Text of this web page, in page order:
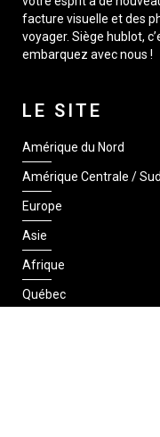
facture visuelle et des
voyager. Siège hublot,
embarquez avec nous !
LE SITE
Amérique du Nord
Amérique Centrale / Sud
Europe
Asie
Afrique
Québec